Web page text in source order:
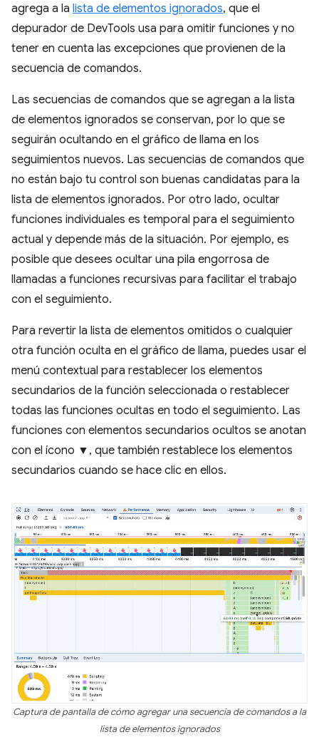
agrega a la lista de elementos ignorados, que el
depurador de DevTools usa para omitir funciones y no
tener en cuenta las excepciones que provienen de la
secuencia de comandos.
Las secuencias de comandos que se agregan a la lista
de elementos ignorados se conservan, por lo que se
seguirán ocultando en el gráfico de llama en los
seguimientos nuevos. Las secuencias de comandos que
no están bajo tu control son buenas candidatas para la
lista de elementos ignorados. Por otro lado, ocultar
funciones individuales es temporal para el seguimiento
actual y depende más de la situación. Por ejemplo, es
posible que desees ocultar una pila engorrosa de
llamadas a funciones recursivas para facilitar el trabajo
con el seguimiento.
Para revertir la lista de elementos omitidos o cualquier
otra función oculta en el gráfico de llama, puedes usar el
menú contextual para restablecer los elementos
secundarios de la función seleccionada o restablecer
todas las funciones ocultas en todo el seguimiento. Las
funciones con elementos secundarios ocultos se anotan
con el ícono ▼, que también restablece los elementos
secundarios cuando se hace clic en ellos.
Captura de pantalla de cómo agregar una secuencia de comandos a la
lista de elementos ignorados